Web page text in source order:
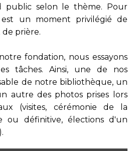
public selon le thème. Pour
un moment privilégié de
prière.
fondation, nous essayons
tâches. Ainsi, une de nos
de notre bibliothèque, un
autre des photos prises lors
(visites, cérémonie de la
ou définitive, élections d'un